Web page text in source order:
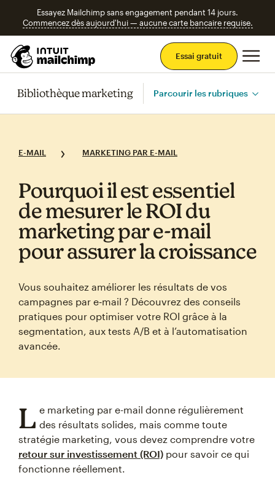
Essayez Mailchimp sans engagement pendant 14 jours.
Commencez dès aujourd'hui — aucune carte bancaire requise.
Essai gratuit
Bibliothèque marketing Parcourir les rubriques
E-MAIL MARKETING PAR E-MAIL
Pourquoi il est essentiel
de mesurer le ROI du
marketing par e‑mail
pour assurer la croissance
Vous souhaitez améliorer les résultats de vos
campagnes par e‑mail ? Découvrez des conseils
pratiques pour optimiser votre ROI grâce à la
segmentation, aux tests A/B et à l’automatisation
avancée.
L e marketing par e-mail donne régulièrement
des résultats solides, mais comme toute
stratégie marketing, vous devez comprendre votre
retour sur investissement (ROI) pour savoir ce qui
fonctionne réellement.